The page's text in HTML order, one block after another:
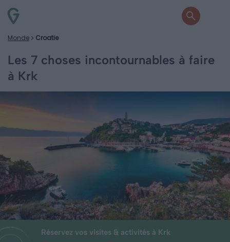
Monde Croatie
Les 7 choses incontournables à faire
à Krk
Réservez vos visites & activités à Krk